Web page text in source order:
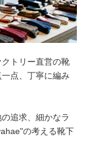
トリー直営の靴
点、丁寧に編み
追求、細かなラ
の考える靴下